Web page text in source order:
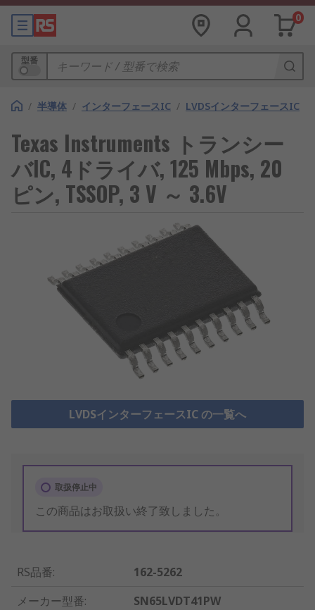
0
型番
/ 半導体 / インターフェースIC / LVDSインターフェースIC
Texas Instruments トランシー
バIC, 4ドライバ, 125 Mbps, 20
ピン, TSSOP, 3 V ～ 3.6V
LVDSインターフェースIC の一覧へ
取扱停止中
この商品はお取扱い終了致しました。
RS品番:
162-5262
メーカー型番:
SN65LVDT41PW